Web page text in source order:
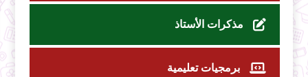
مذكرات الأستاذ
برمجيات تعليمية